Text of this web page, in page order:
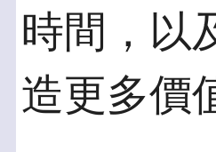
時間，以
造更多價